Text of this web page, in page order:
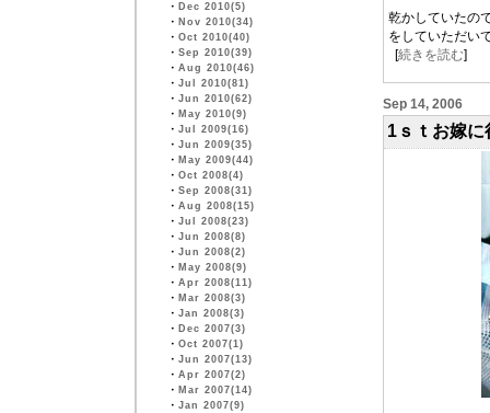
・ Dec 2010(5)
・ Nov 2010(34)
・ Oct 2010(40)
・ Sep 2010(39)
・ Aug 2010(46)
・ Jul 2010(81)
・ Jun 2010(62)
・ May 2010(9)
・ Jul 2009(16)
・ Jun 2009(35)
・ May 2009(44)
・ Oct 2008(4)
・ Sep 2008(31)
・ Aug 2008(15)
・ Jul 2008(23)
・ Jun 2008(8)
・ Jun 2008(2)
・ May 2008(9)
・ Apr 2008(11)
・ Mar 2008(3)
・ Jan 2008(3)
・ Dec 2007(3)
・ Oct 2007(1)
・ Jun 2007(13)
・ Apr 2007(2)
・ Mar 2007(14)
・ Jan 2007(9)
乾かしていたの
をしていただい
[続きを読む]
Sep 14, 2006
1ｓｔお嫁